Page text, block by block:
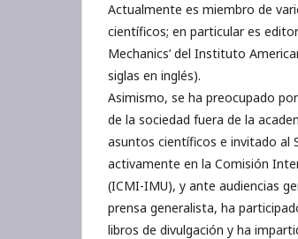
Actualmente es miembro de
científicos; en particular es
Mechanics’ del Instituto
siglas en inglés).
Asimismo, se ha preocupado
de la sociedad fuera de la
asuntos científicos e invitado al
activamente en la Comisión
(ICMI-IMU), y ante audiencias
prensa generalista, ha
libros de divulgación y ha